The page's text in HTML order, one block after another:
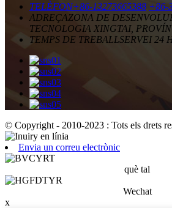
TELÈFON+86-13273665388 +86-
ADREÇAZONA DE
TECNOLOGIA XINGTAI,
TEMPS DE TREBALLSERVEI 24
© Copyright - 2010-2023 : Tots els drets
Envia un correu electrònic
què tal
Wechat
x